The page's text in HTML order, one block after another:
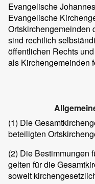
Evangelische
Evangelische
Ortskirchengemeinden
sind rechtlich
öffentlichen Rechts
als Kirchengemeinden
(1) Die
beteiligten
(2) Die Bestimmungen
gelten für die
soweit